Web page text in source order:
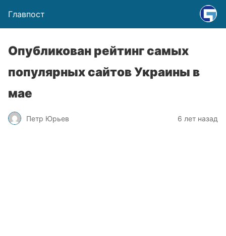
Главпост
Опубликован рейтинг самых
популярных сайтов Украины в
мае
Петр Юрьев 6 лет назад